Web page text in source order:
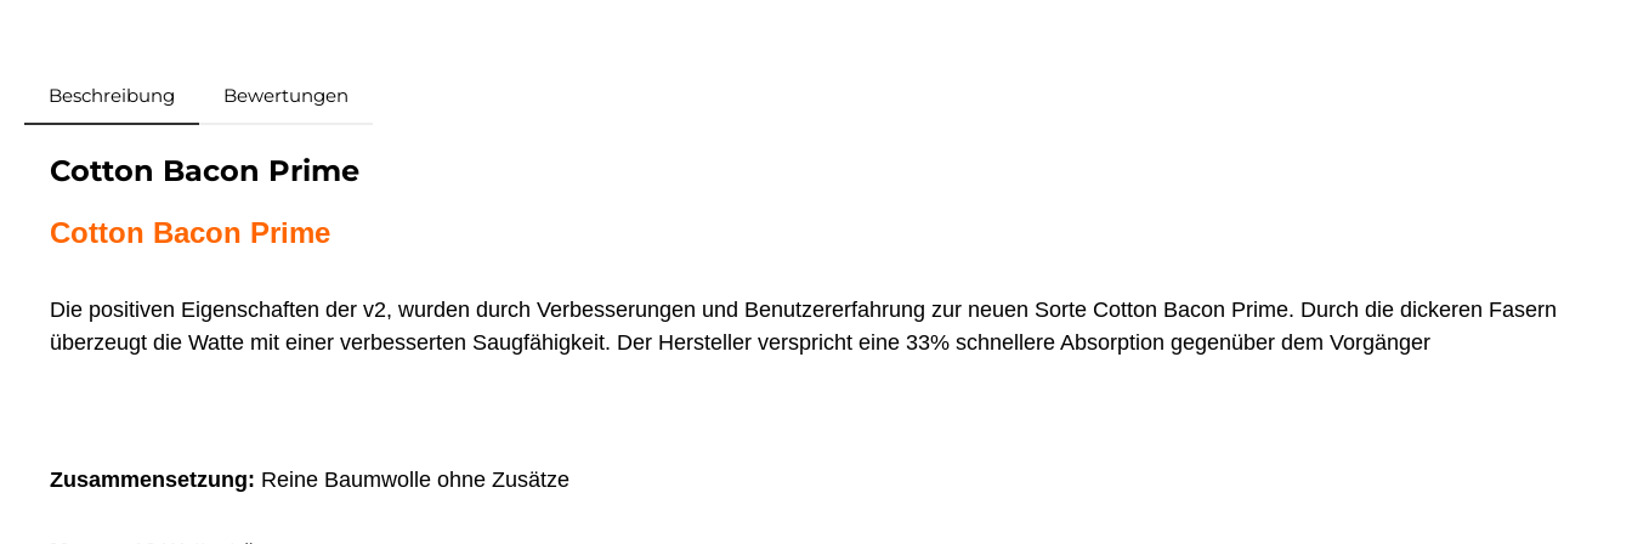
Beschreibung Bewertungen
Cotton Bacon Prime
Cotton Bacon Prime
Die positiven Eigenschaften der v2, wurden durch Verbesserungen und Benutzererfahrung zur neuen Sorte Cotton Bacon Prime. Durch die dickeren Fasern
überzeugt die Watte mit einer verbesserten Saugfähigkeit. Der Hersteller verspricht eine 33% schnellere Absorption gegenüber dem Vorgänger
Zusammensetzung: Reine Baumwolle ohne Zusätze